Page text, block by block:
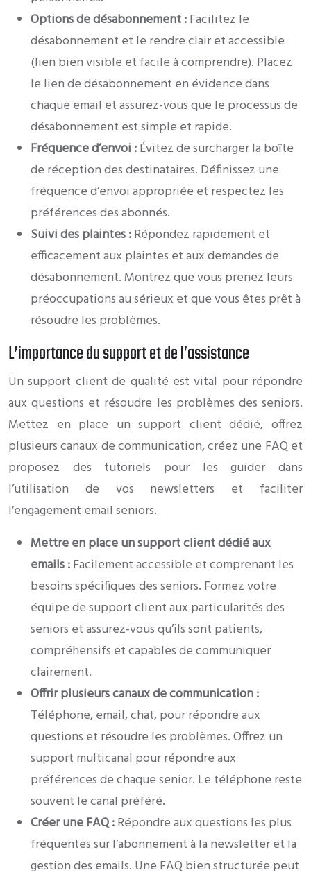
Options de désabonnement :Facilitez le
désabonnement et le rendre clair et accessible
(lien bien visible et facile à comprendre). Placez
le lien de désabonnement en évidence dans
chaque email et assurez-vous que le processus de
désabonnement est simple et rapide.
Fréquence d’envoi :Évitez de surcharger la boîte
de réception des destinataires. Définissez une
fréquence d’envoi appropriée et respectez les
préférences des abonnés.
Suivi des plaintes :Répondez rapidement et
efficacement aux plaintes et aux demandes de
désabonnement. Montrez que vous prenez leurs
préoccupations au sérieux et que vous êtes prêt à
résoudre les problèmes.
L’importance du support et de l’assistance
Un support client de qualité est vital pour répondre
aux questions et résoudre les problèmes des seniors.
Mettez en place un support client dédié, offrez
plusieurs canaux de communication, créez une FAQ et
proposez des tutoriels pour les guider dans
l’utilisation de vos newsletters et faciliter
l’engagement email seniors.
Mettre en place un support client dédié aux
emails :Facilement accessible et comprenant les
besoins spécifiques des seniors. Formez votre
équipe de support client aux particularités des
seniors et assurez-vous qu’ils sont patients,
compréhensifs et capables de communiquer
clairement.
Offrir plusieurs canaux de communication :
Téléphone, email, chat, pour répondre aux
questions et résoudre les problèmes. Offrez un
support multicanal pour répondre aux
préférences de chaque senior. Le téléphone reste
souvent le canal préféré.
Créer une FAQ :Répondre aux questions les plus
fréquentes sur l’abonnement à la newsletter et la
gestion des emails. Une FAQ bien structurée peut